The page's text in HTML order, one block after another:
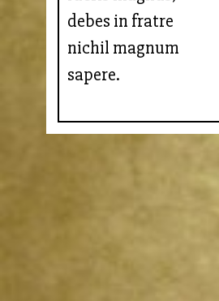
debes in fratre
nichil magnum
sapere.